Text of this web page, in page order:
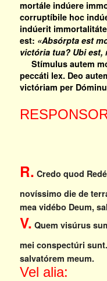
mortále indúere
corruptíbile hoc
indúerit
est: «Absórpta est
victória tua? Ubi
Stímulus autem
peccáti lex. Deo
victóriam per
R. Credo quod
novíssimo die de
mea vidébo Deum,
V. Quem visúrus
mei conspectúri sunt.
salvatórem meum.
Vel alia: